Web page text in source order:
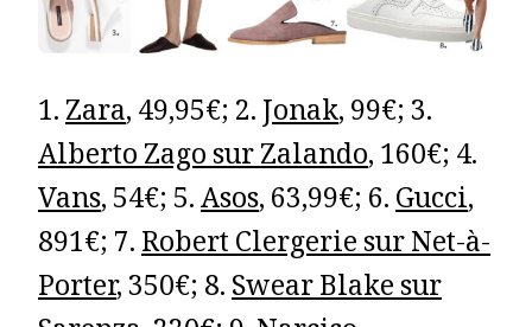
1.Zara, 49,95€; 2.Jonak, 99€; 3.
Alberto Zago sur Zalando, 160€; 4.
Vans, 54€; 5.Asos, 63,99€; 6.Gucci,
891€; 7.Robert Clergerie sur Net-à-
Porter, 350€; 8.Swear Blake sur